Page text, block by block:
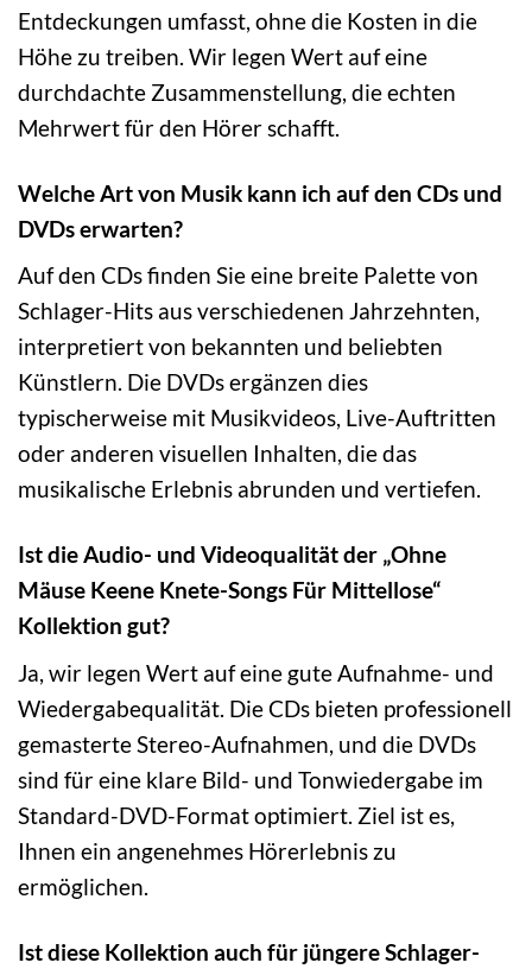
Entdeckungen umfasst, ohne die Kosten in die
Höhe zu treiben. Wir legen Wert auf eine
durchdachte Zusammenstellung, die echten
Mehrwert für den Hörer schafft.
Welche Art von Musik kann ich auf den CDs und
DVDs erwarten?
Auf den CDs finden Sie eine breite Palette von
Schlager-Hits aus verschiedenen Jahrzehnten,
interpretiert von bekannten und beliebten
Künstlern. Die DVDs ergänzen dies
typischerweise mit Musikvideos, Live-Auftritten
oder anderen visuellen Inhalten, die das
musikalische Erlebnis abrunden und vertiefen.
Ist die Audio- und Videoqualität der „Ohne
Mäuse Keene Knete-Songs Für Mittellose“
Kollektion gut?
Ja, wir legen Wert auf eine gute Aufnahme- und
Wiedergabequalität. Die CDs bieten professionell
gemasterte Stereo-Aufnahmen, und die DVDs
sind für eine klare Bild- und Tonwiedergabe im
Standard-DVD-Format optimiert. Ziel ist es,
Ihnen ein angenehmes Hörerlebnis zu
ermöglichen.
Ist diese Kollektion auch für jüngere Schlager-